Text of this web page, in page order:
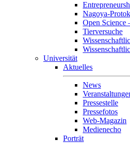
Nagoya-
Open Science
Tierversuche
Universität
Aktuelles
News
Pressestelle
Pressefotos
Web-Magazin
Medienecho
Porträt